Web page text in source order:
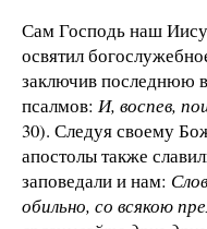
Сам Господь наш
освятил
заключив последнюю
псалмов: И, воспев,
30). Следуя своему
апостолы также
заповедали и нам:
обильно, со всякою